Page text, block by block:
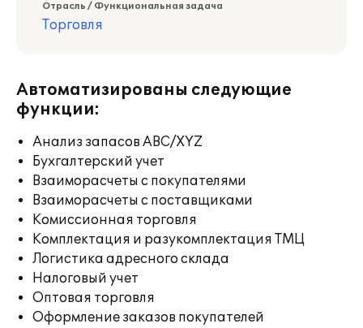
Отрасль / Функциональная задача
Торговля
Автоматизированы следующие
функции:
Анализ запасов ABC/XYZ
Бухгалтерский учет
Взаиморасчеты с покупателями
Взаиморасчеты с поставщиками
Комиссионная торговля
Комплектация и разукомплектация ТМЦ
Логистика адресного склада
Налоговый учет
Оптовая торговля
Оформление заказов покупателей